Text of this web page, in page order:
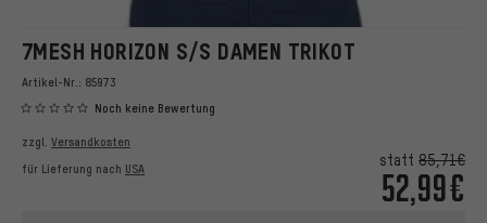
7MESH HORIZON S/S DAMEN TRIKOT
Artikel-Nr.: 85973
Noch keine Bewertung
statt 85,71€
52,99€
zzgl. Versandkosten
für Lieferung nach USA